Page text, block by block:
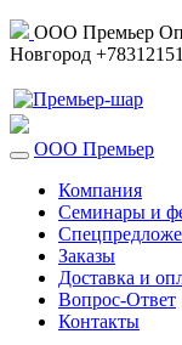
ООО Премьер
Новгород
ООО Премьер
Компания
Семинары и
Заказы
Доставка и
Вопрос-Ответ
Контакты